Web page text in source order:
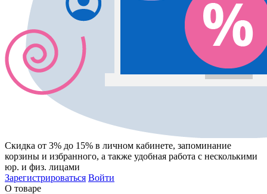
Скидка от 3% до 15% в личном кабинете, запоминание
корзины и избранного, а также удобная работа с несколькими
юр. и физ. лицами
Зарегистрироваться Войти
О товаре